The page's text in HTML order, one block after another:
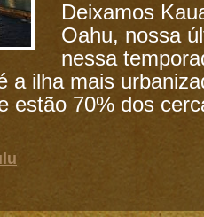
Deixamos
Oahu, nossa
nessa
a ilha mais
estão 70% dos